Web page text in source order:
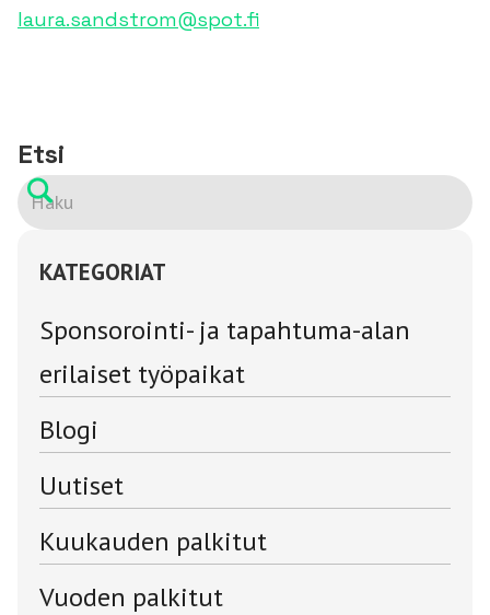
laura.sandstrom@spot.fi
Etsi
KATEGORIAT
Sponsorointi- ja tapahtuma-alan
erilaiset työpaikat
Blogi
Uutiset
Kuukauden palkitut
Vuoden palkitut